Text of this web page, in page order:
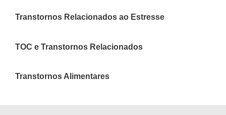
Transtornos Relacionados ao Estresse
TOC e Transtornos Relacionados
Transtornos Alimentares